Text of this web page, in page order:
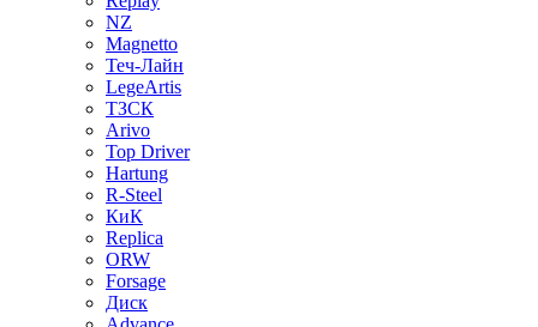
NZ
Magnetto
Теч-Лайн
LegeArtis
ТЗСК
Arivo
Top Driver
Hartung
R-Steel
КиК
Replica
ORW
Forsage
Диск